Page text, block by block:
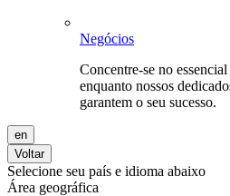
Negócios
Concentre-se no
enquanto nossos
garantem o seu sucesso.
en
Voltar
Selecione seu país e idioma abaixo
Área geográfica